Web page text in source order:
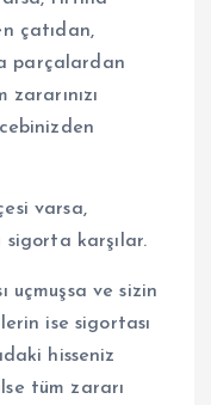
çatıdan,
parçalardan
varsa,
sigorta karşılar.
uçmuşsa ve sizin
ise sigortası
hisseniz
tüm zararı